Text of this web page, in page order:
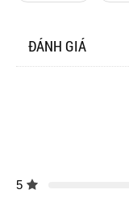
ĐÁNH GIÁ
5